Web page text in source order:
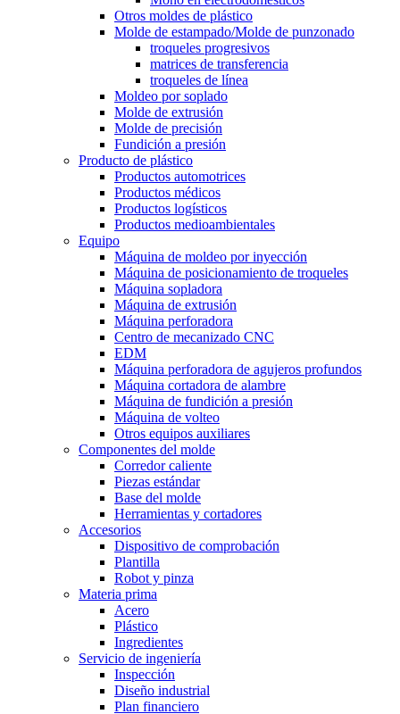
Otros moldes de plástico
Molde de estampado/Molde de punzonado
troqueles progresivos
matrices de transferencia
troqueles de línea
Moldeo por soplado
Molde de extrusión
Molde de precisión
Fundición a presión
Producto de plástico
Productos automotrices
Productos médicos
Productos logísticos
Productos medioambientales
Equipo
Máquina de moldeo por inyección
Máquina de posicionamiento de troqueles
Máquina sopladora
Máquina de extrusión
Máquina perforadora
Centro de mecanizado CNC
EDM
Máquina perforadora de agujeros profundos
Máquina cortadora de alambre
Máquina de fundición a presión
Máquina de volteo
Otros equipos auxiliares
Componentes del molde
Corredor caliente
Piezas estándar
Base del molde
Herramientas y cortadores
Accesorios
Dispositivo de comprobación
Plantilla
Robot y pinza
Materia prima
Acero
Plástico
Ingredientes
Servicio de ingeniería
Inspección
Diseño industrial
Plan financiero